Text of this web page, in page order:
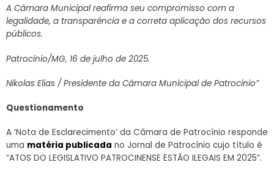
A Câmara Municipal reafirma seu compromisso com a
legalidade, a transparência e a correta aplicação dos recursos
públicos.
Patrocínio/MG, 16 de julho de 2025.
Nikolas Elias / Presidente da Câmara Municipal de Patrocínio”
Questionamento
A ‘Nota de Esclarecimento’ da Câmara de Patrocínio responde
uma matéria publicada no Jornal de Patrocínio cujo título é
“ATOS DO LEGISLATIVO PATROCINENSE ESTÃO ILEGAIS EM 2025”.